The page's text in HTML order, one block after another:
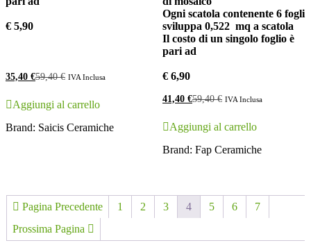
€ 5,90
35,40 €59,40€ IVA Inclusa
Aggiungi al carrello
Brand: Saicis Ceramiche
Ogni scatola contenente 6 fogli
sviluppa 0,522 mq a scatola
Il costo di un singolo foglio è
pari ad
€ 6,90
41,40 €59,40€ IVA Inclusa
Aggiungi al carrello
Brand: Fap Ceramiche
Pagina Precedente 1 2 3 4 5 6
7
Prossima Pagina